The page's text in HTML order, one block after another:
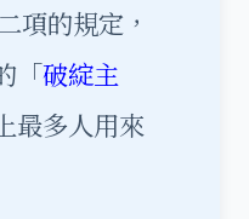
項的規定，
「破綻主
最多人用來